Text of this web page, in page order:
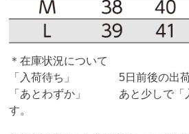
＊在庫状況について
「入荷待ち」 5日前後の出荷
「あとわずか」 あと少しで「
す。